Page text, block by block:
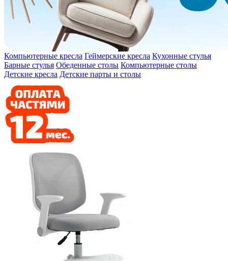
Компьютерные кресла Геймерские кресла Кухонные стулья
Барные стулья Обеденные столы Компьютерные столы
Детские кресла Детские парты и столы